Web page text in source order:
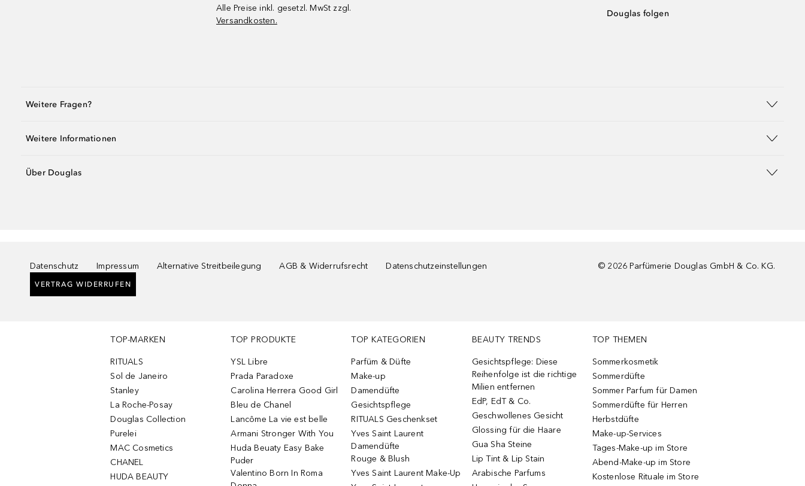
Alle Preise inkl. gesetzl. MwSt zzgl.
Versandkosten.
Douglas folgen
Weitere Fragen?
Weitere Informationen
Über Douglas
Datenschutz Impressum Alternative Streitbeilegung AGB & Widerrufsrecht Datenschutzeinstellungen
VERTRAG WIDERRUFEN
© 2026 Parfümerie Douglas GmbH & Co. KG.
TOP-MARKEN
RITUALS
Sol de Janeiro
Stanley
La Roche-Posay
Douglas Collection
Purelei
MAC Cosmetics
CHANEL
HUDA BEAUTY
TOP PRODUKTE
YSL Libre
Prada Paradoxe
Carolina Herrera Good Girl
Bleu de Chanel
Lancôme La vie est belle
Armani Stronger With You
Huda Beuaty Easy Bake
Puder
Valentino Born In Roma
TOP KATEGORIEN
Parfüm & Düfte
Make-up
Damendüfte
Gesichtspflege
RITUALS Geschenkset
Yves Saint Laurent
Damendüfte
Rouge & Blush
Yves Saint Laurent Make-Up
BEAUTY TRENDS
Gesichtspflege: Diese
Reihenfolge ist die richtige
Milien entfernen
EdP, EdT & Co.
Geschwollenes Gesicht
Glossing für die Haare
Gua Sha Steine
Lip Tint & Lip Stain
Arabische Parfums
TOP THEMEN
Sommerkosmetik
Sommerdüfte
Sommer Parfum für Damen
Sommerdüfte für Herren
Herbstdüfte
Make-up-Services
Tages-Make-up im Store
Abend-Make-up im Store
Kostenlose Rituale im Store